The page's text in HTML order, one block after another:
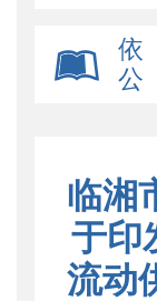
依
临湘
于印
流动